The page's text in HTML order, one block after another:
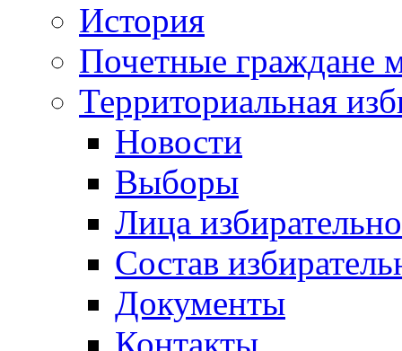
История
Почетные граждане
Территориальная
Новости
Выборы
Лица
Состав
Документы